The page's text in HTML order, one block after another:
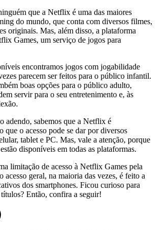
que a Netflix é uma das maiores
do mundo, que conta com diversos filmes,
originais. Mas, além disso, a plataforma
Games, um serviço de jogos para
encontramos jogos com jogabilidade
parecem ser feitos para o público infantil.
boas opções para o público adulto,
servir para o seu entretenimento e, às
adendo, sabemos que a Netflix é
que o acesso pode se dar por diversos
tablet e PC. Mas, vale a atenção, porque
disponíveis em todas as plataformas.
limitação de acesso à Netflix Games pela
acesso geral, na maioria das vezes, é feito a
dos smartphones. Ficou curioso para
Então, confira a seguir!